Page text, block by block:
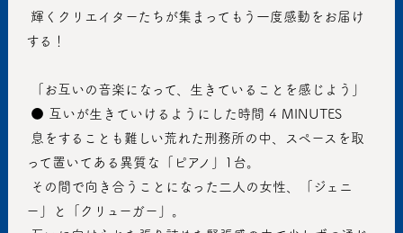
する！
「お互いの音楽になって、生きていることを感じよう」
● 互いが生きていけるようにした時間 4 MINUTES
って置いてある異質な「ピアノ」1台。
ー」と「クリューガー」。